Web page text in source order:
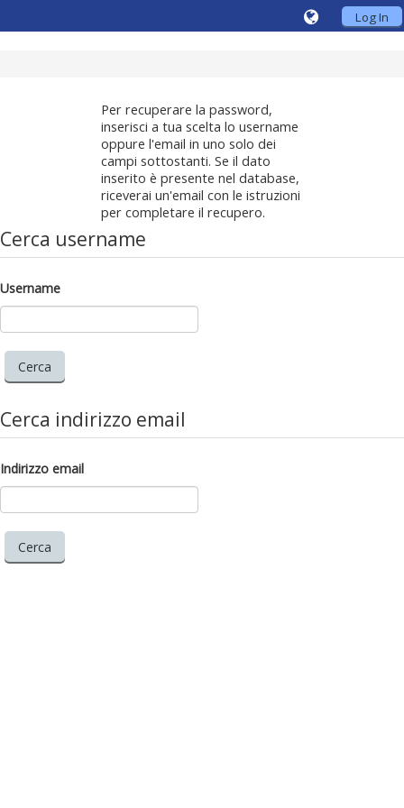
Log In
Per recuperare la password,
inserisci a tua scelta lo username
oppure l'email in uno solo dei
campi sottostanti. Se il dato
inserito è presente nel database,
riceverai un'email con le istruzioni
per completare il recupero.
Cerca username
Username
Cerca indirizzo email
Indirizzo email